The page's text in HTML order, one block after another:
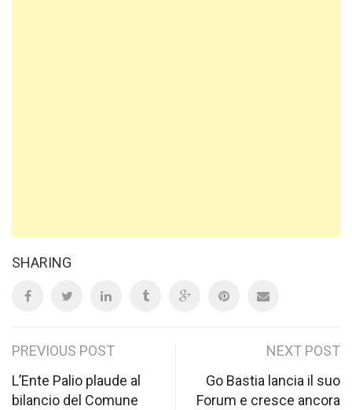
SHARING
Post
navigation
PREVIOUS POST
L’Ente Palio plaude al
bilancio del Comune
NEXT POST
Go Bastia lancia il suo
Forum e cresce ancora